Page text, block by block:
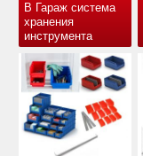
В Гараж система
хранения
инструмента